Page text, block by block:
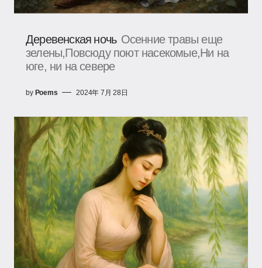
Деревенская ночь Осенние травы еще
зелены,Повсюду поют насекомые,Ни на
юге, ни на севере
by Poems 2024年 7月 28日